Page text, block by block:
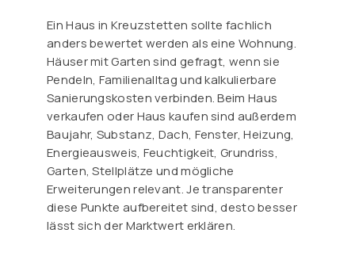
Ein Haus in Kreuzstetten sollte fachlich
anders bewertet werden als eine Wohnung.
Häuser mit Garten sind gefragt, wenn sie
Pendeln, Familienalltag und kalkulierbare
Sanierungskosten verbinden. Beim Haus
verkaufen oder Haus kaufen sind außerdem
Baujahr, Substanz, Dach, Fenster, Heizung,
Energieausweis, Feuchtigkeit, Grundriss,
Garten, Stellplätze und mögliche
Erweiterungen relevant. Je transparenter
diese Punkte aufbereitet sind, desto besser
lässt sich der Marktwert erklären.